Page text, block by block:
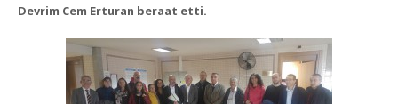
Devrim Cem Erturan beraat etti.